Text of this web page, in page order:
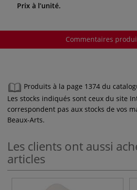
Prix à l’unité.
Commentaires
Produits à la page 1374 du
Les stocks indiqués sont ceux du site
correspondent pas aux stocks de vos
Beaux-Arts.
Les clients ont aussi
articles